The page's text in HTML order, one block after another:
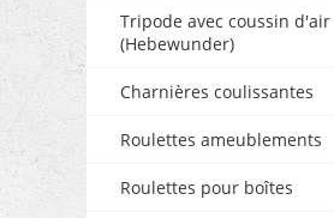
Tripode avec coussin d'air
(Hebewunder)
Charnières coulissantes
Roulettes ameublements
Roulettes pour boîtes